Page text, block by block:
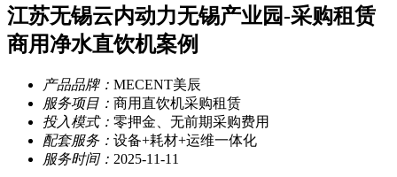
江苏无锡云内动力无锡产业园-采购租赁
商用净水直饮机案例
产品品牌： MECENT美辰
服务项目： 商用直饮机采购租赁
投入模式： 零押金、无前期采购费用
配套服务： 设备+耗材+运维一体化
服务时间： 2025-11-11